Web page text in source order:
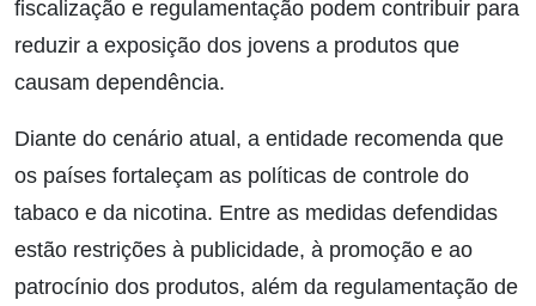
fiscalização e regulamentação podem contribuir para
reduzir a exposição dos jovens a produtos que
causam dependência.
Diante do cenário atual, a entidade recomenda que
os países fortaleçam as políticas de controle do
tabaco e da nicotina. Entre as medidas defendidas
estão restrições à publicidade, à promoção e ao
patrocínio dos produtos, além da regulamentação de